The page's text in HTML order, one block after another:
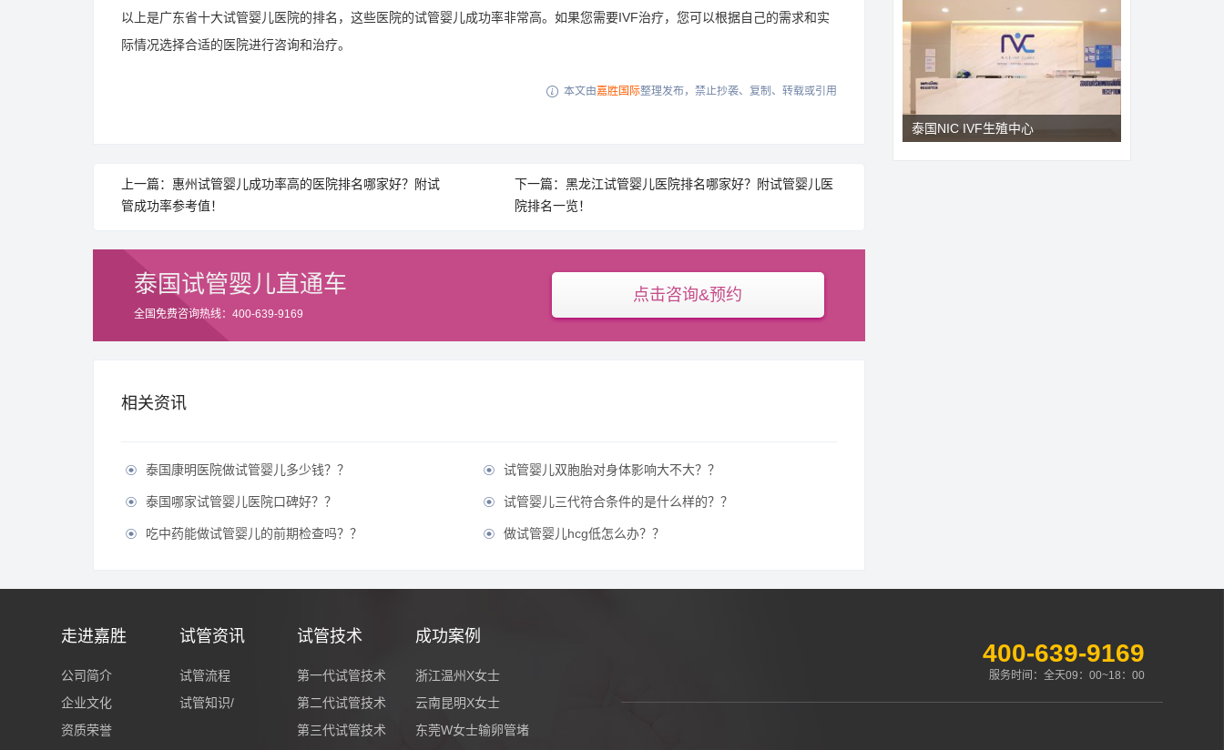
以上是广东省十大试管婴儿医院的排名，这些医院的试管婴儿成功率非常高。如果您需要IVF治疗，您可以根据自己的需求和实
际情况选择合适的医院进行咨询和治疗。
 本文由嘉胜国际整理发布，禁止抄袭、复制、转载或引用
上一篇：惠州试管婴儿成功率高的医院排名哪家好？附试
管成功率参考值！
下一篇：黑龙江试管婴儿医院排名哪家好？附试管婴儿医
院排名一览！
泰国试管婴儿直通车
全国免费咨询热线：400-639-9169
点击咨询&预约
相关资讯
 泰国康明医院做试管婴儿多少钱？？  试管婴儿双胞胎对身体影响大不大？？
 泰国哪家试管婴儿医院口碑好？？  试管婴儿三代符合条件的是什么样的？？
 吃中药能做试管婴儿的前期检查吗？？  做试管婴儿hcg低怎么办？？
泰国NIC IVF生殖中心
走进嘉胜
公司简介
企业文化
资质荣誉
试管资讯
试管流程
试管知识/
试管技术
第一代试管技术
第二代试管技术
第三代试管技术
成功案例
浙江温州X女士
云南昆明X女士
东莞W女士输卵管堵
400-639-9169
服务时间：全天09：00~18：00